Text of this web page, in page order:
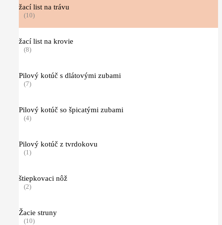
žací list na trávu
(10)
žací list na krovie
(8)
Pilový kotúč s dlátovými zubami
(7)
Pilový kotúč so špicatými zubami
(4)
Pilový kotúč z tvrdokovu
(1)
štiepkovaci nôž
(2)
Žacie struny
(10)